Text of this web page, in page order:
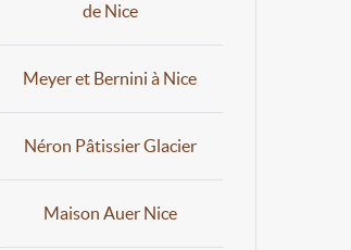
de Nice
Meyer et Bernini à Nice
Néron Pâtissier Glacier
Maison Auer Nice